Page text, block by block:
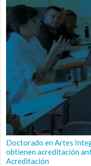
Doctorado en Artes
obtienen acreditación
Acreditación